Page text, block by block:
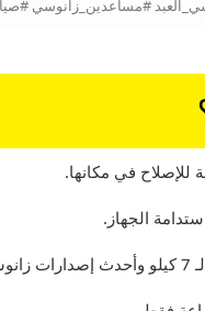
للإصلاح في مكانها.
الجهاز.